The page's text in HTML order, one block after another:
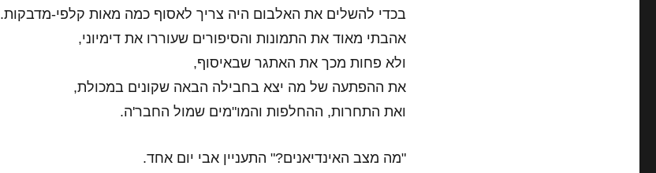
בכדי להשלים את האלבום היה צריך לאסוף כמה מאות קלפי-מדבקות.
אהבתי מאוד את התמונות והסיפורים שעוררו את דימיוני,
ולא פחות מכך את האתגר שבאיסוף,
את ההפתעה של מה יצא בחבילה הבאה שקונים במכולת,
ואת התחרות, ההחלפות והמו"מים שמול החבר'ה.
"מה מצב האינדיאנים?" התעניין אבי יום אחד.